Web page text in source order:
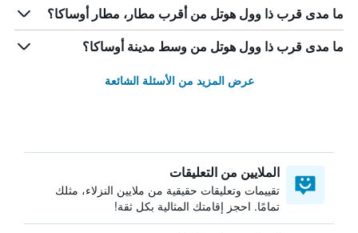
ما مدى قرب ذا وول هوتل من أقرب مطار، مطار أوساكا؟
ما مدى قرب ذا وول هوتل من وسط مدينة أوساكا؟
عرض المزيد من الأسئلة الشائعة
الملايين من التعليقات
تقييمات وتعليقات حقيقية من ملايين النزلاء، مثلك
تمامًا. احجز إقامتك المثالية بكل ثقة!